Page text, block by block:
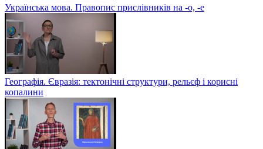
Українська мова. Правопис прислівників на -о, -е
Географія. Євразія: тектонічні структури, рельєф і корисні
копалини